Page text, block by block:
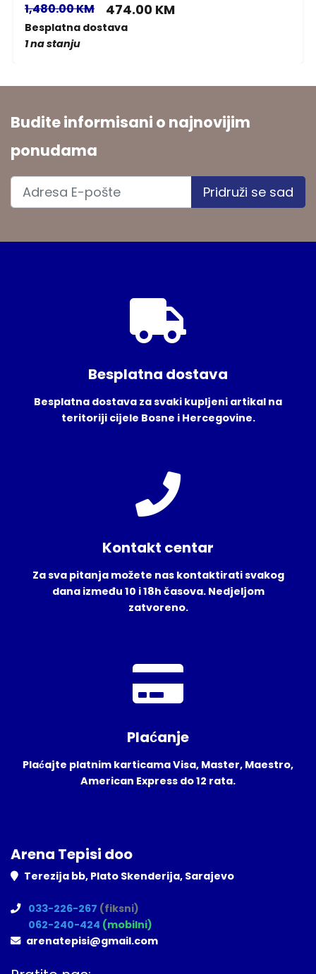
1,480.00 KM 474.00 KM
Besplatna dostava
1 na stanju
Budite informisani o najnovijim
ponudama
Pridruži se sad
Besplatna dostava
Besplatna dostava za svaki kupljeni artikal na
teritoriji cijele Bosne i Hercegovine.
Kontakt centar
Za sva pitanja možete nas kontaktirati svakog
dana između 10 i 18h časova. Nedjeljom
zatvoreno.
Plaćanje
Plaćajte platnim karticama Visa, Master, Maestro,
American Express do 12 rata.
Arena Tepisi doo
Terezija bb, Plato Skenderija, Sarajevo
033-226-267 (fiksni)
062-240-424 (mobilni)
arenatepisi@gmail.com